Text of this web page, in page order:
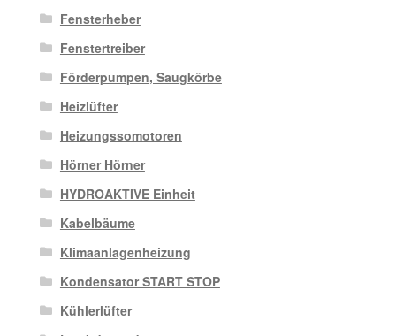
Fensterheber
Fenstertreiber
Förderpumpen, Saugkörbe
Heizlüfter
Heizungssomotoren
Hörner Hörner
HYDROAKTIVE Einheit
Kabelbäume
Klimaanlagenheizung
Kondensator START STOP
Kühlerlüfter